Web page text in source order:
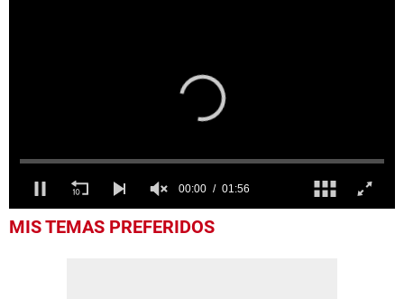
seconds
MIS TEMAS PREFERIDOS